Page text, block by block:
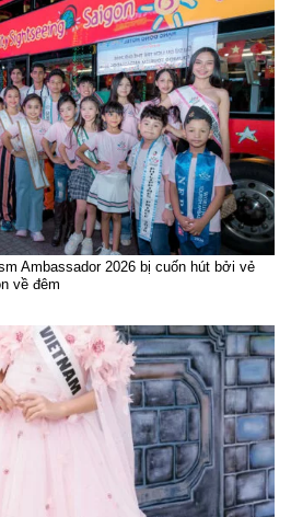
Ambassador 2026 bị cuốn hút bởi vẻ
về đêm